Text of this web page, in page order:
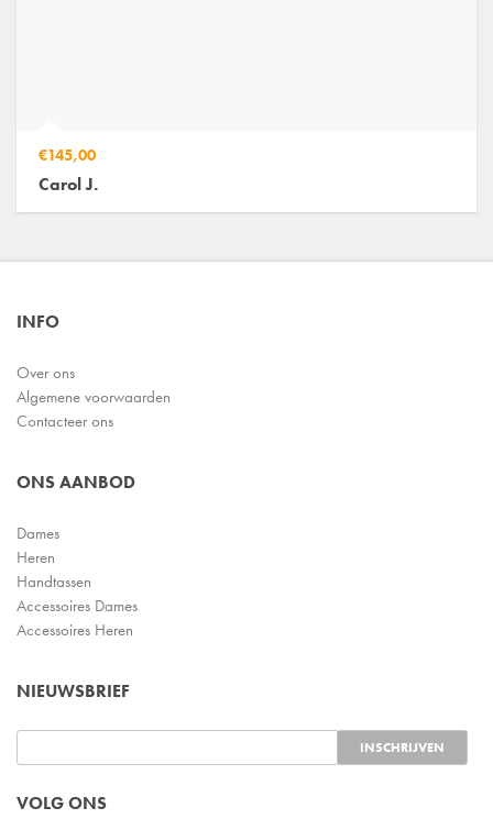
€145,00
Carol J.
INFO
Over ons
Algemene voorwaarden
Contacteer ons
ONS AANBOD
Dames
Heren
Handtassen
Accessoires Dames
Accessoires Heren
NIEUWSBRIEF
VOLG ONS